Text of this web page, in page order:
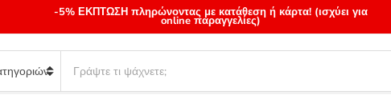
-5% ΕΚΠΤΩΣΗ πληρώνοντας με κατάθεση ή κάρτα! (ισχύει για
online παραγγελίες)
a